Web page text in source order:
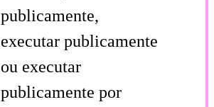
publicamente,
executar publicamente
ou executar
publicamente por